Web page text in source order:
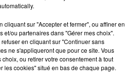
contre la clinique qui a
et présenté ses
11h57
11h57
cliquant sur "Accepter et fermer", ou affiner en
et/ou partenaires dans "Gérer mes choix".
en cliquant sur "Continuer sans
ne s'appliqueront que pour ce site. Vous
ou retirer votre consentement à tout
les cookies" situé en bas de chaque page.